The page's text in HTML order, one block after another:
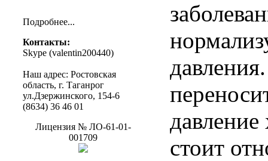
Подробнее...
Контакты:
Skype (valentin200440)
Наш адрес: Ростовская
область, г. Таганрог
ул.Дзержинского, 154-6
(8634) 36 46 01
Лицензия№ ЛО-61-01-
001709
давление
стоит